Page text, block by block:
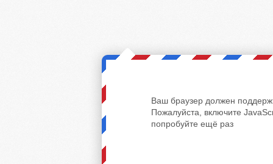
Ваш браузер должен
Пожалуйста, включите
попробуйте ещё раз